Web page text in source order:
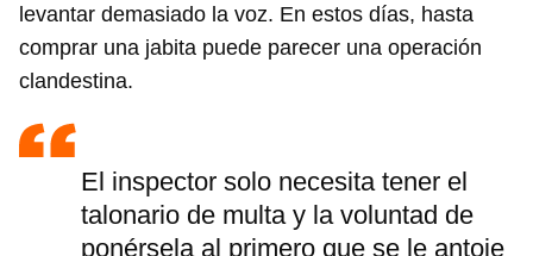
levantar demasiado la voz. En estos días, hasta
comprar una jabita puede parecer una operación
clandestina.
El inspector solo necesita tener el
talonario de multa y la voluntad de
ponérsela al primero que se le antoje